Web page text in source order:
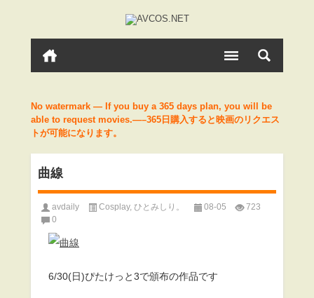
No watermark — If you buy a 365 days plan, you will be
able to request movies.—–365日購入すると映画のリクエス
トが可能になります。
曲線
avdaily Cosplay, ひとみしり。 08-05
723
0
6/30(日)ぴたけっと3で頒布の作品です